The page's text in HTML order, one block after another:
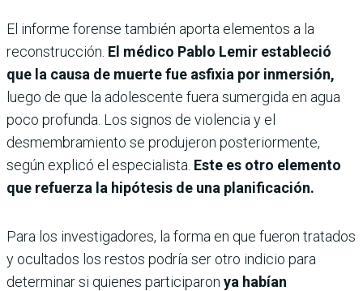
El informe forense también aporta elementos a la
reconstrucción. El médico Pablo Lemir estableció
que la causa de muerte fue asfixia por inmersión,
luego de que la adolescente fuera sumergida en agua
poco profunda. Los signos de violencia y el
desmembramiento se produjeron posteriormente,
según explicó el especialista. Este es otro elemento
que refuerza la hipótesis de una planificación.
Para los investigadores, la forma en que fueron tratados
y ocultados los restos podría ser otro indicio para
determinar si quienes participaron ya habían